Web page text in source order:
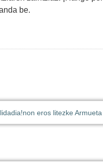
be.
non eros litezke